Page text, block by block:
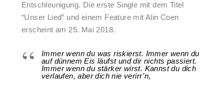
Entschleunigung. Die erste Single mit dem Titel
“Unser Lied” und einem Feature mit Alin Coen
erscheint am 25. Mai 2018.
Immer wenn du was riskierst. Immer wenn du
auf dünnem Eis läufst und dir nichts passiert.
Immer wenn du stärker wirst. Kannst du dich
verlaufen, aber dich nie verirr’n,